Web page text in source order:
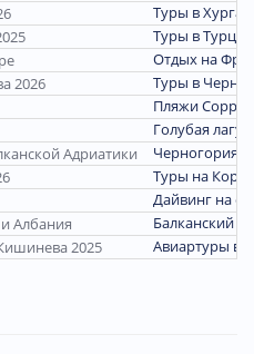
Туры в
Туры в
Отдых на
Туры в
Пляжи
Голубая
Черногория
Туры на
Дайвинг на
Балканский
Авиартуры в